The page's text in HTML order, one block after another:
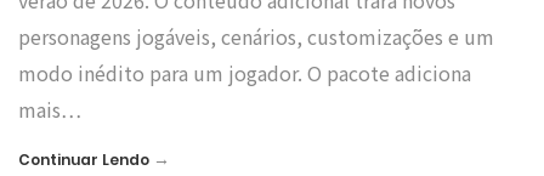
personagens jogáveis, cenários, customizações e um
modo inédito para um jogador. O pacote adiciona
mais…
Continuar Lendo →